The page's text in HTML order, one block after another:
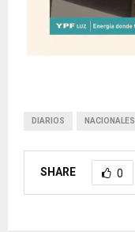
DIARIOS NACIONALES
SHARE 0